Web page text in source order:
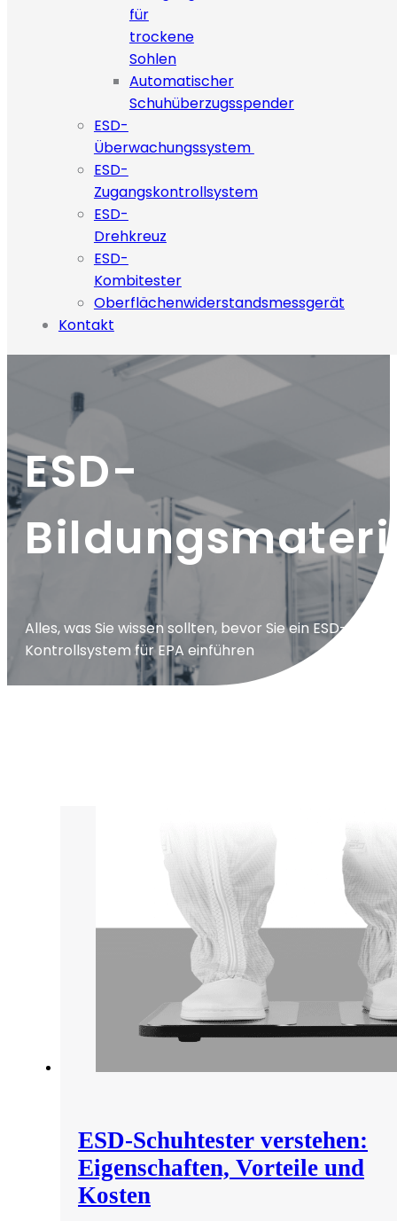
für
trockene
Sohlen
Automatischer
Schuhüberzugsspender
ESD-
Überwachungssystem
ESD-
Zugangskontrollsystem
ESD-
Drehkreuz
ESD-
Kombitester
Oberflächenwiderstandsmessgerät
Kontakt
ESD-
Alles, was Sie wissen sollten, bevor Sie ein ESD-
Kontrollsystem für EPA einführen
ESD-Schuhtester verstehen:
Eigenschaften, Vorteile und
Kosten